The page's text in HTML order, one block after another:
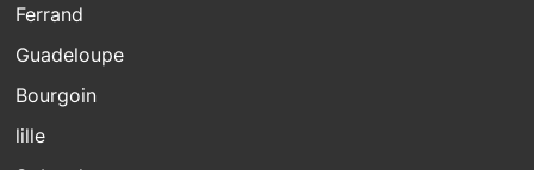
Ferrand
Guadeloupe
Bourgoin
lille